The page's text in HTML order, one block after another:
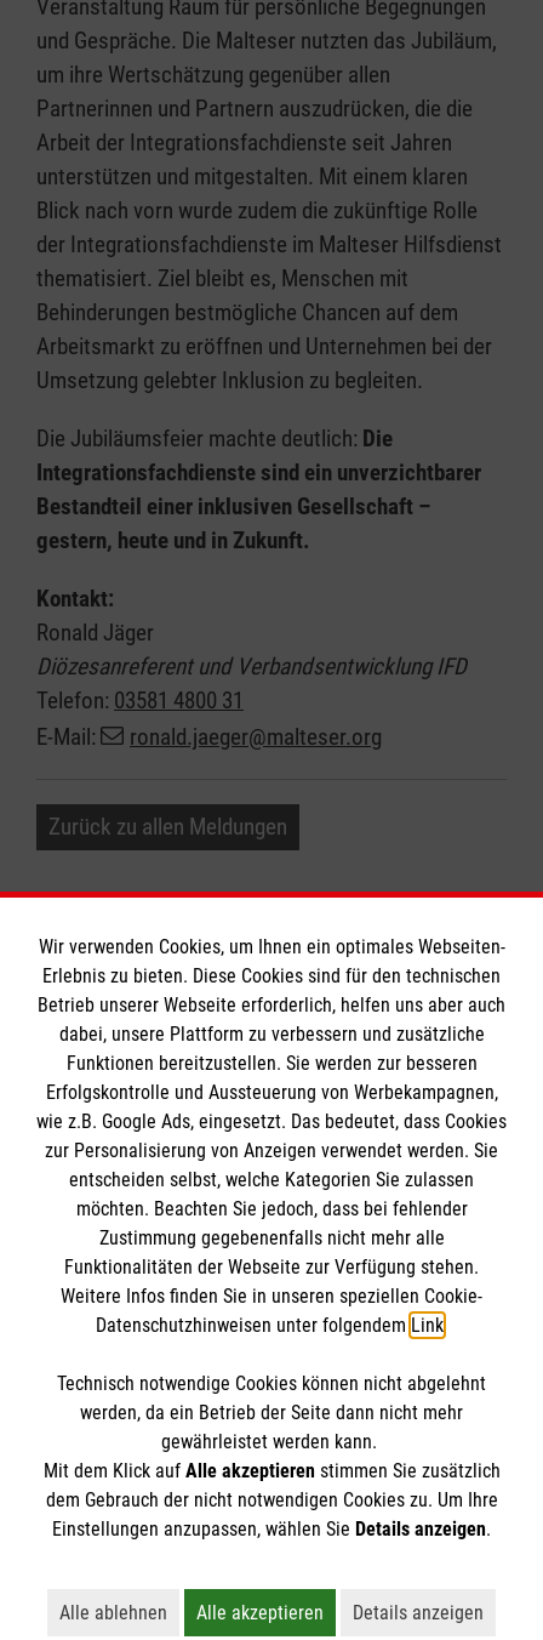
Veranstaltung Raum für persönliche Begegnungen
und Gespräche. Die Malteser nutzten das Jubiläum,
um ihre Wertschätzung gegenüber allen
Partnerinnen und Partnern auszudrücken, die die
Arbeit der Integrationsfachdienste seit Jahren
unterstützen und mitgestalten. Mit einem klaren
Blick nach vorn wurde zudem die zukünftige Rolle
der Integrationsfachdienste im Malteser Hilfsdienst
thematisiert. Ziel bleibt es, Menschen mit
Behinderungen bestmögliche Chancen auf dem
Arbeitsmarkt zu eröffnen und Unternehmen bei der
Umsetzung gelebter Inklusion zu begleiten.
Die Jubiläumsfeier machte deutlich: Die
Integrationsfachdienste sind ein unverzichtbarer
Bestandteil einer inklusiven Gesellschaft –
gestern, heute und in Zukunft.
Kontakt:
Ronald Jäger
Diözesanreferent und Verbandsentwicklung IFD
Telefon: 03581 4800 31
E-Mail:
ronald.jaeger@malteser.org
Zurück zu allen Meldungen
Informationen
Impressum
Datenschutz
Barrierefreiheit
Kontakt
Die Malteser
Malteser in Deutschland
Malteserorden
Sharepoint
Spendenkonto
Bank: Pax-Bank
IBAN: DE26 3706 0120 1201 2260 11
BIC: GENODED1PA7
So finden Sie uns
Meusdorfer Straße 10
04277 Leipzig
Der Malteser Hilfsdienst e.V. ist als eingetragene
Gewerbesteuer befreit.
Wir verwenden Cookies, um Ihnen ein optimales Webseiten-
Erlebnis zu bieten. Diese Cookies sind für den technischen
Betrieb unserer Webseite erforderlich, helfen uns aber auch
dabei, unsere Plattform zu verbessern und zusätzliche
Funktionen bereitzustellen. Sie werden zur besseren
Erfolgskontrolle und Aussteuerung von Werbekampagnen,
wie z.B. Google Ads, eingesetzt. Das bedeutet, dass Cookies
zur Personalisierung von Anzeigen verwendet werden. Sie
entscheiden selbst, welche Kategorien Sie zulassen
möchten. Beachten Sie jedoch, dass bei fehlender
Zustimmung gegebenenfalls nicht mehr alle
Funktionalitäten der Webseite zur Verfügung stehen.
Weitere Infos finden Sie in unseren speziellen Cookie-
Datenschutzhinweisen unter folgendem Link.
Technisch notwendige Cookies können nicht abgelehnt
werden, da ein Betrieb der Seite dann nicht mehr
gewährleistet werden kann.
Mit dem Klick auf Alle akzeptierenstimmen Sie zusätzlich
dem Gebrauch der nicht notwendigen Cookies zu. Um Ihre
Einstellungen anzupassen, wählen Sie Details anzeigen.
Alle ablehnen
Lehnt alle nicht-essentiellen Cookies ab
Alle akzeptieren
Akzeptiert alle Cookies
Details anzeigen